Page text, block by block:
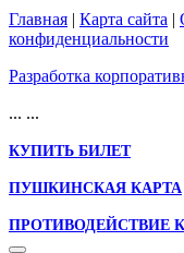
Главная | Карта сайта |
конфиденциальности
Разработка
... ...
КУПИТЬ БИЛЕТ
ПУШКИНСКАЯ КАРТА
ПРОТИВОДЕЙСТВИЕ